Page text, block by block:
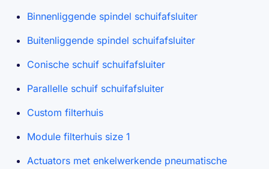
Binnenliggende spindel schuifafsluiter
Buitenliggende spindel schuifafsluiter
Conische schuif schuifafsluiter
Parallelle schuif schuifafsluiter
Custom filterhuis
Module filterhuis size 1
Actuators met enkelwerkende pneumatische